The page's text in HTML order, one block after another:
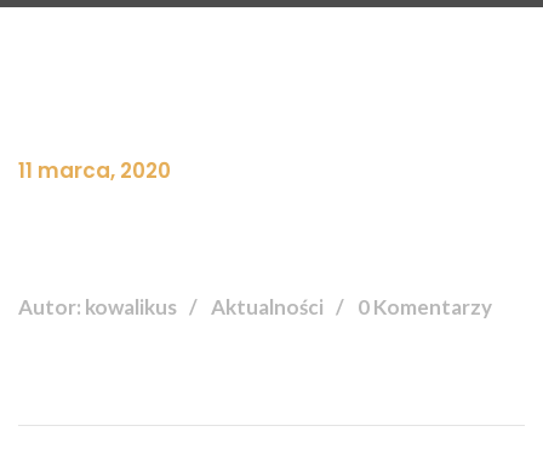
11 marca, 2020
Autor: kowalikus Aktualności 0 Komentarzy